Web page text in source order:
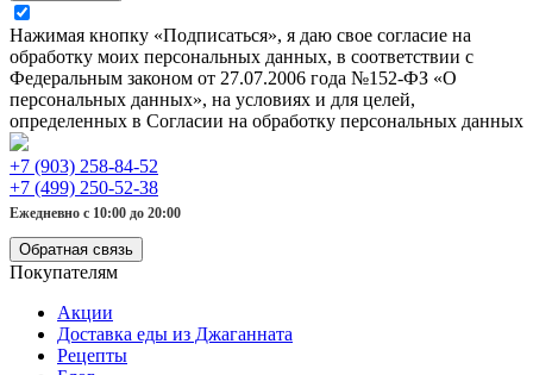
Нажимая кнопку «Подписаться», я даю свое согласие на
обработку моих персональных данных, в соответствии с
Федеральным законом от 27.07.2006 года №152-ФЗ «О
персональных данных», на условиях и для целей,
определенных в Согласии на обработку персональных данных
+7 (903) 258-84-52
+7 (499) 250-52-38
Ежедневно с 10:00 до 20:00
Обратная связь
Покупателям
Акции
Доставка еды из Джаганната
Рецепты